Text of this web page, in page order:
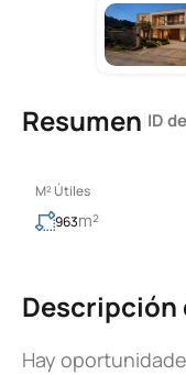
Resumen ID
M² Útiles
963m²
Descripción
Hay